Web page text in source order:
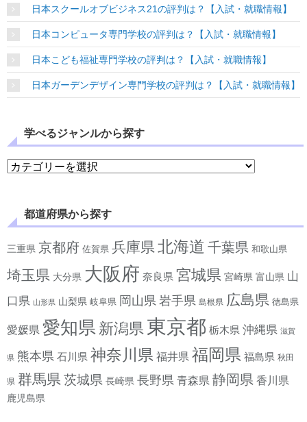
日本スクールオブビジネス21の評判は？【入試・就職情報】
日本コンピュータ専門学校の評判は？【入試・就職情報】
日本こども福祉専門学校の評判は？【入試・就職情報】
日本ガーデンデザイン専門学校の評判は？【入試・就職情報】
学べるジャンルから探す
学べるジャンルから探す
都道府県から探す
三重県 京都府 佐賀県 兵庫県 北海道 千葉県 和歌山県
埼玉県 大分県 大阪府 奈良県 宮城県 宮崎県 富山県 山
口県 山形県 山梨県 岐阜県 岡山県 岩手県 島根県 広島県 徳島県
愛媛県 愛知県 新潟県 東京都 栃木県 沖縄県 滋賀
県 熊本県 石川県 神奈川県 福井県 福岡県 福島県 秋田
県 群馬県 茨城県 長崎県 長野県 青森県 静岡県 香川県
鹿児島県